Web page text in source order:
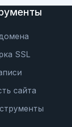
SSL
сайта